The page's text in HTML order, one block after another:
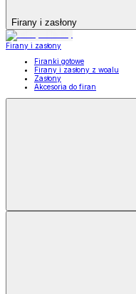
Firany i zasłony
Firany i zasłony
Firanki gotowe
Firany i zasłony z woalu
Zasłony
Akcesoria do firan